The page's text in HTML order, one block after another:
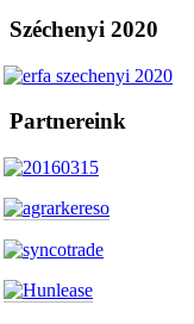
Széchenyi 2020
Partnereink